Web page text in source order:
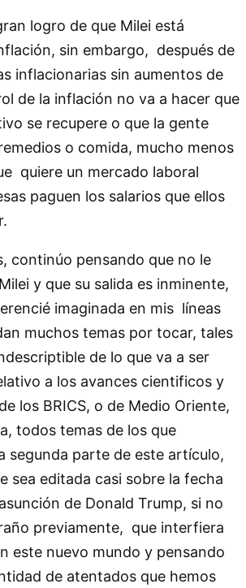
logro de que Milei está
sin embargo, después de
inflacionarias sin aumentos de
de la inflación no va a hacer que
se recupere o que la gente
o comida, mucho menos
quiere un mercado laboral
paguen los salarios que ellos
continúo pensando que no le
y que su salida es inminente,
imaginada en mis líneas
muchos temas por tocar, tales
de lo que va a ser
a los avances cientificos y
los BRICS, o de Medio Oriente,
todos temas de los que
segunda parte de este artículo,
sea editada casi sobre la fecha
de Donald Trump, si no
previamente, que interfiera
este nuevo mundo y pensando
de atentados que hemos